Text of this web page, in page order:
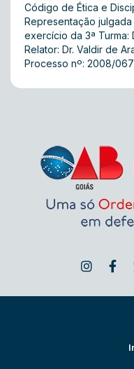
Código de Ética e
Representação
exercício da 3ª Turma:
Relator: Dr. Valdir de
Processo nº: 2008/